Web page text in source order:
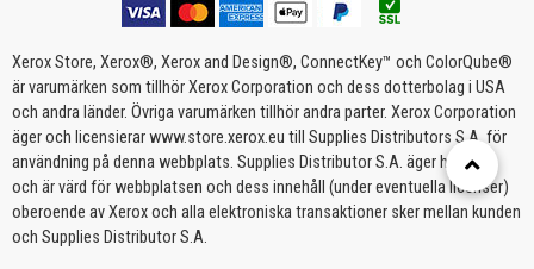
Xerox Store, Xerox®, Xerox and Design®, ConnectKey™ och ColorQube®
är varumärken som tillhör Xerox Corporation och dess dotterbolag i USA
och andra länder. Övriga varumärken tillhör andra parter. Xerox Corporation
äger och licensierar www.store.xerox.eu till Supplies Distributors S.A. för
användning på denna webbplats. Supplies Distributor S.A. äger handhar
och är värd för webbplatsen och dess innehåll (under eventuella licenser)
oberoende av Xerox och alla elektroniska transaktioner sker mellan kunden
och Supplies Distributor S.A.